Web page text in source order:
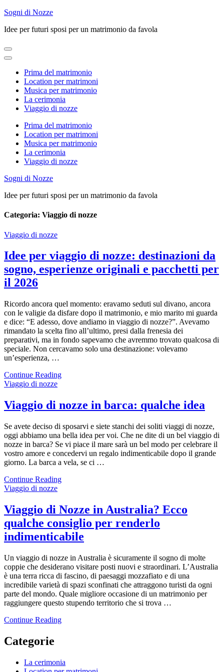
Skip
content
Enter)
Sogni di Nozze
Idee per futuri sposi per un matrimonio da favola
Prima del matrimonio
Location per matrimoni
Musica per matrimonio
La cerimonia
Viaggio di nozze
Prima del matrimonio
Location per matrimoni
Musica per matrimonio
La cerimonia
Viaggio di nozze
Sogni di Nozze
Idee per futuri sposi per un matrimonio da favola
Categoria: Viaggio di nozze
Viaggio di nozze
Idee per viaggio di nozze: destinazioni da
sogno, esperienze originali e pacchetti per
il 2026
Ricordo ancora quel momento: eravamo seduti sul divano, ancora
con le valigie da disfare dopo il matrimonio, e mio marito mi guarda
e dice: “E adesso, dove andiamo in viaggio di nozze?”. Avevamo
rimandato la scelta fino all’ultimo, presi dalla frenesia dei
preparativi, ma in fondo sapevamo che avremmo trovato qualcosa di
speciale. Non cercavamo solo una destinazione: volevamo
un’esperienza, …
Continue Reading
Viaggio di nozze
Viaggio di nozze in barca: qualche idea
Se avete deciso di sposarvi e siete stanchi dei soliti viaggi di nozze,
oggi abbiamo una bella idea per voi. Che ne dite di un bel viaggio di
nozze in barca? Se vi piace il mare sarà un bel modo per celebrare il
vostro amore e concedervi un regalo indimenticabile dopo il grande
giorno. La barca a vela, se ci …
Continue Reading
Viaggio di nozze
Viaggio di Nozze in Australia? Ecco
qualche consiglio per renderlo
indimenticabile
Un viaggio di nozze in Australia è sicuramente il sogno di molte
coppie che desiderano visitare posti nuovi e straordinari. L’Australia
è una terra ricca di fascino, di paesaggi mozzafiato e di una
incredibile varietà di spazi sconfinati che attraggono turisti da ogni
parte del mondo. Quale migliore occasione di un matrimonio per
raggiungere questo stupendo territorio che si trova …
Continue Reading
Categorie
La cerimonia